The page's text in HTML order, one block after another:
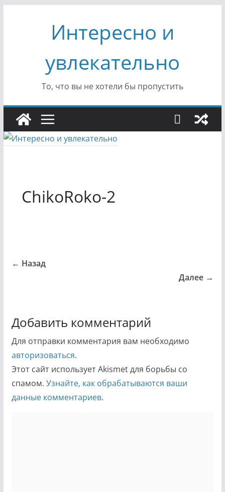
содержимомуИнтересно и
увлекательно
То, что вы не хотели бы пропустить
ChikoRoko-2
← Назад
Далее →
Добавить комментарий
Для отправки комментария вам необходимо
авторизоваться.
Этот сайт использует Akismet для борьбы со
спамом. Узнайте, как обрабатываются ваши
данные комментариев.